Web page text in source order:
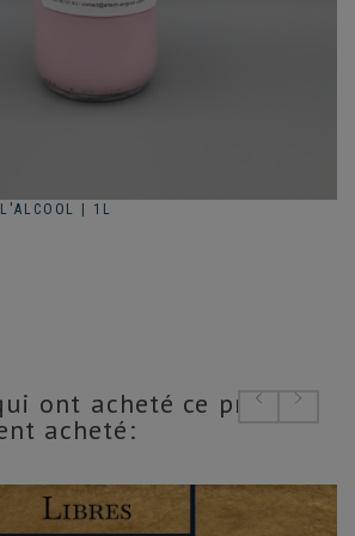
| 1L
ont acheté ce produit
acheté: